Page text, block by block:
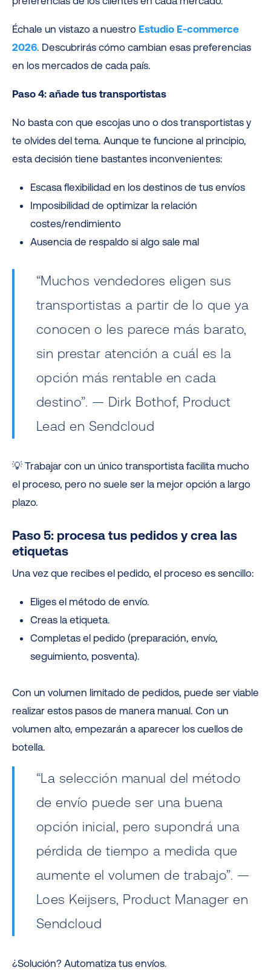
Échale un vistazo a nuestro Estudio E-commerce
2026. Descubrirás cómo cambian esas preferencias
en los mercados de cada país.
Paso 4: añade tus transportistas
No basta con que escojas uno o dos transportistas y
te olvides del tema. Aunque te funcione al principio,
esta decisión tiene bastantes inconvenientes:
Escasa flexibilidad en los destinos de tus envíos
Imposibilidad de optimizar la relación
costes/rendimiento
Ausencia de respaldo si algo sale mal
“Muchos vendedores eligen sus
transportistas a partir de lo que ya
conocen o les parece más barato,
sin prestar atención a cuál es la
opción más rentable en cada
destino”. — Dirk Bothof, Product
Lead en Sendcloud
💡 Trabajar con un único transportista facilita mucho
el proceso, pero no suele ser la mejor opción a largo
plazo.
Paso 5: procesa tus pedidos y crea las
etiquetas
Una vez que recibes el pedido, el proceso es sencillo:
Eliges el método de envío.
Creas la etiqueta.
Completas el pedido (preparación, envío,
seguimiento, posventa).
Con un volumen limitado de pedidos, puede ser viable
realizar estos pasos de manera manual. Con un
volumen alto, empezarán a aparecer los cuellos de
botella.
“La selección manual del método
de envío puede ser una buena
opción inicial, pero supondrá una
pérdida de tiempo a medida que
aumente el volumen de trabajo”. —
Loes Keijsers, Product Manager en
Sendcloud
¿Solución? Automatiza tus envíos.